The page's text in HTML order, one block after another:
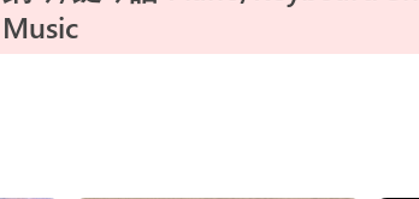
Music